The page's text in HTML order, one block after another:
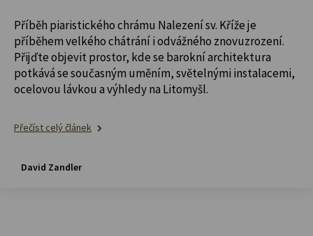
Příběh piaristického chrámu Nalezení sv. Kříže je
příběhem velkého chátrání i odvážného znovuzrození.
Přijďte objevit prostor, kde se barokní architektura
potkává se současným uměním, světelnými instalacemi,
ocelovou lávkou a výhledy na Litomyšl.
Přečíst celý článek
David Zandler